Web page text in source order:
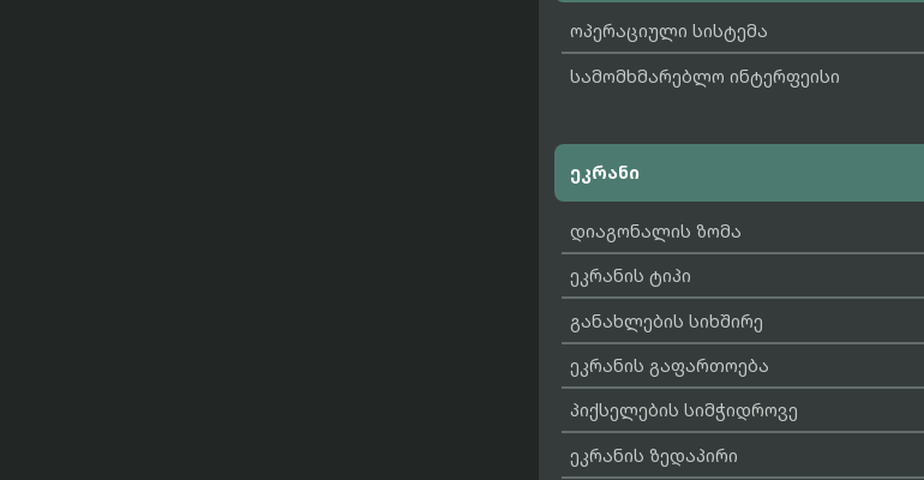
ოპერაციული სისტემა
სამომხმარებლო ინტერფეისი
ეკრანი
დიაგონალის ზომა
ეკრანის ტიპი
განახლების სიხშირე
ეკრანის გაფართოება
პიქსელების სიმჭიდროვე
ეკრანის ზედაპირი